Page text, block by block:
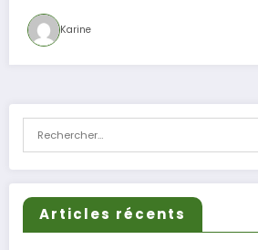
Karine
Articles récents